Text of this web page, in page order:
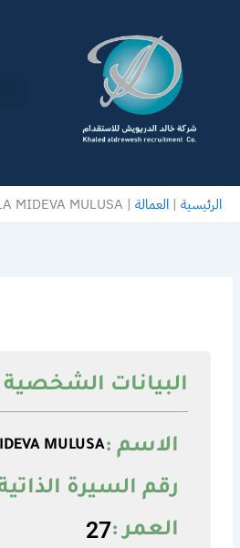
الرئيسية | العمالة |
MIDEVA MULUSA
البيانات الشخصية
الاسم :MULUSA
رقم السيرة
العمر :27